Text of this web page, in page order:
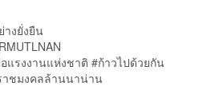
งยั่งยืน
รงงานแห่งชาติ #ก้าวไปด้วยกัน
าชมงคลล้านนาน่าน